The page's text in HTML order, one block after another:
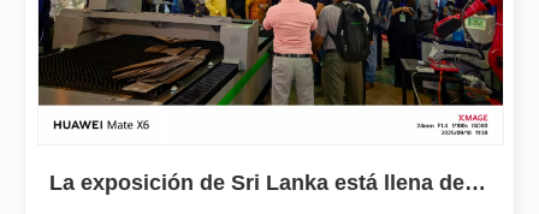
La exposición de Sri Lanka está llena de actividad
El primer día de la exposición, el flujo de visitantes a la entrada
La exposición de Sri Lanka está llena de actividad